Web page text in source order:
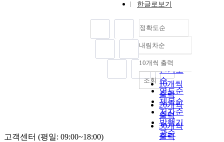
한글로보기
정확도순
정확도
순
인기도
순
연도순
제목순
저자순
발행기
관순
내림차순
내림차순
10개씩 출력
10개씩
출력
20개씩
출력
30개씩
출력
조회
고객센터 (평일: 09:00~18:00)